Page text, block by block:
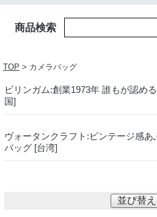
商品検索
TOP > カメラバッグ
ビリンガム:創業1973年 誰もが認め
国]
ヴォータンクラフト:ビンテージ感
バッグ [台湾]
並び替え